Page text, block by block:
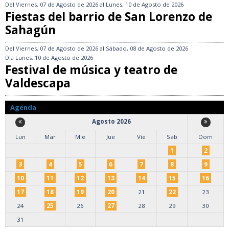
Del Viernes, 07 de Agosto de 2026 al Lunes, 10 de Agosto de 2026
Fiestas del barrio de San Lorenzo de
Sahagún
Del Viernes, 07 de Agosto de 2026 al Sábado, 08 de Agosto de 2026
Día Lunes, 10 de Agosto de 2026
Festival de música y teatro de
Valdescapa
Agenda
Agosto 2026
Lun
Mar Mie Jue Vie Sab
Dom
1
2
3
4 5 6 7 8
9
10
11 12 13 14 15
16
17
18 19 20 21 22
23
24
25 26 27 28 29
30
31